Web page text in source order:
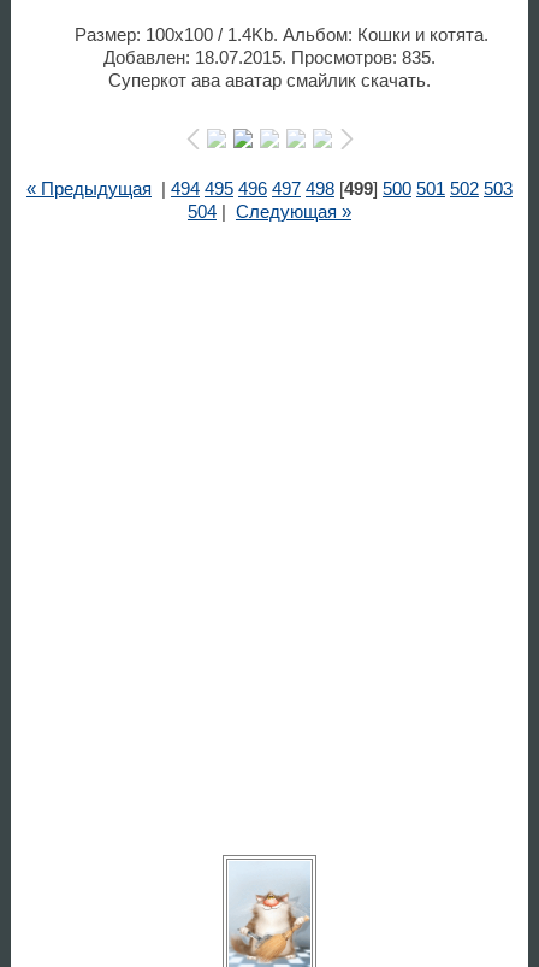
Размер: 100x100 / 1.4Kb. Альбом: Кошки и котята.
Добавлен: 18.07.2015. Просмотров: 835.
Суперкот ава аватар смайлик скачать.
« Предыдущая 494 495 496 497 498[499] 500 501 502 503
504| Следующая »